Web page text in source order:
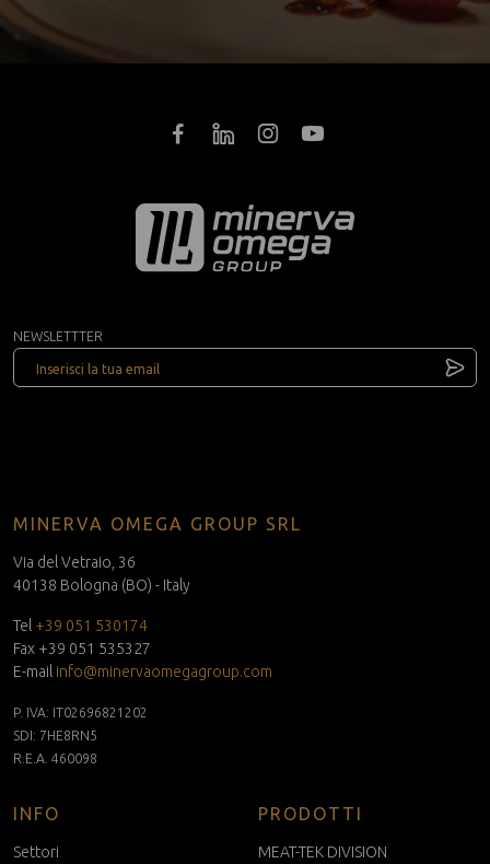
NEWSLETTTER
MINERVA OMEGA GROUP SRL
Via del Vetraio, 36
40138 Bologna (BO) - Italy
Tel +39 051 530174
Fax +39 051 535327
E-mail info@minervaomegagroup.com
P. IVA: IT02696821202
SDI: 7HE8RN5
R.E.A. 460098
INFO
Settori
PRODOTTI
MEAT-TEK DIVISION